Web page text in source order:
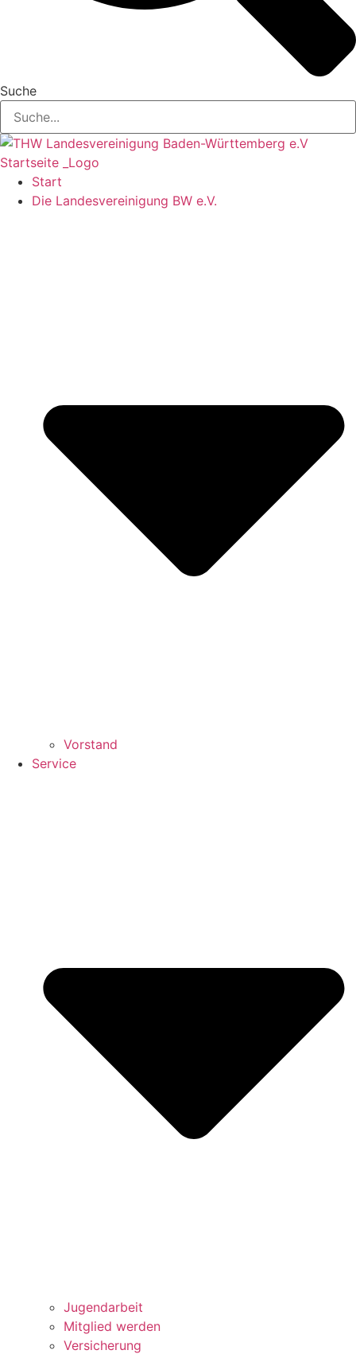
Suche
Start
Die Landesvereinigung BW e.V.
Vorstand
Service
Jugendarbeit
Mitglied werden
Versicherung